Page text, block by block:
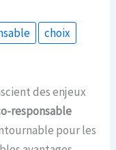
choix
des enjeux
responsable
pour les